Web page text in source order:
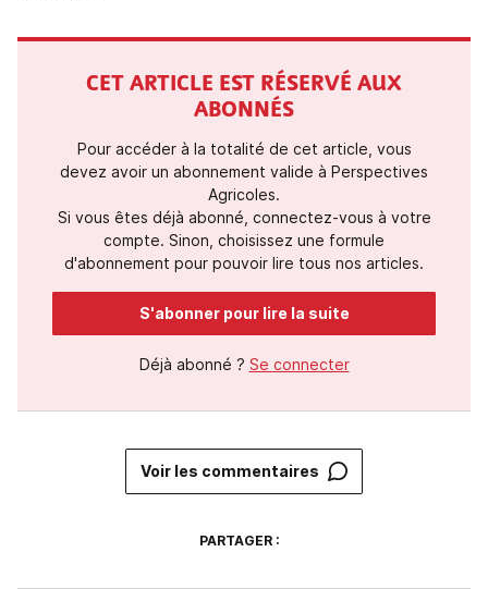
CET ARTICLE EST RÉSERVÉ AUX
ABONNÉS
Pour accéder à la totalité de cet article, vous
devez avoir un abonnement valide à Perspectives
Agricoles.
Si vous êtes déjà abonné, connectez-vous à votre
compte. Sinon, choisissez une formule
d'abonnement pour pouvoir lire tous nos articles.
S'abonner pour lire la suite
Déjà abonné ? Se connecter
Voir les commentaires
PARTAGER :